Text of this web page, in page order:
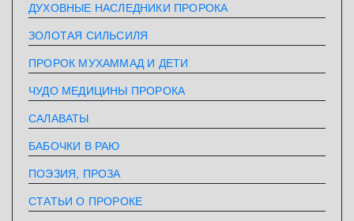
ДУХОВНЫЕ НАСЛЕДНИКИ ПРОРОКА
ЗОЛОТАЯ СИЛЬСИЛЯ
ПРОРОК МУХАММАД И ДЕТИ
ЧУДО МЕДИЦИНЫ ПРОРОКА
САЛАВАТЫ
БАБОЧКИ В РАЮ
ПОЭЗИЯ, ПРОЗА
СТАТЬИ О ПРОРОКЕ